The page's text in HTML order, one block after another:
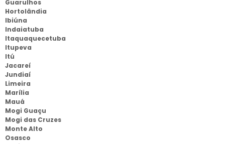
Guarulhos
Hortolândia
Ibiúna
Indaiatuba
Itaquaquecetuba
Itupeva
Itú
Jacareí
Jundiaí
Limeira
Marília
Mauá
Mogi Guaçu
Mogi das Cruzes
Monte Alto
Osasco